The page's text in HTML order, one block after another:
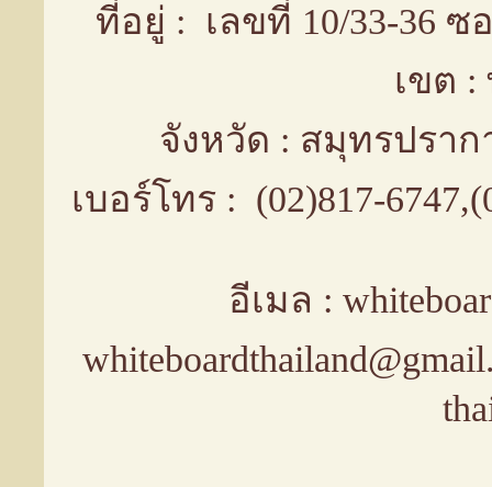
ที่อยู่ : เลขที่ 10/33-36
เขต :
จังหวัด : สมุทรปรา
เบอร์โทร : (02)817-
อีเมล :